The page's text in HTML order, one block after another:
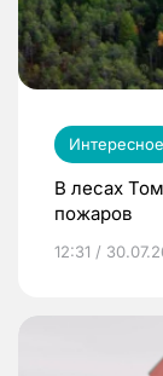
Интересное
В лесах
пожаров
12:31 /